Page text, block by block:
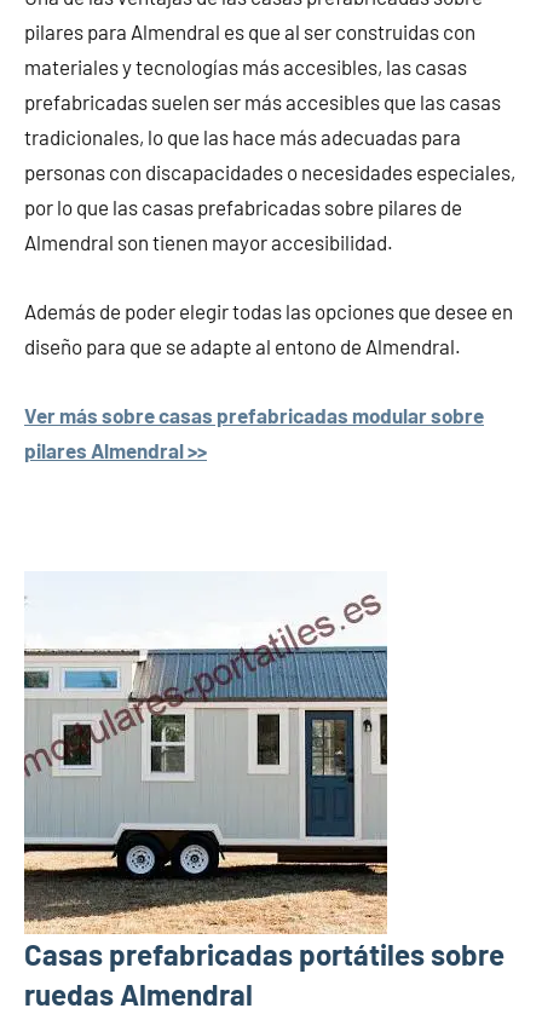
pilares para Almendral es que al ser construidas con
materiales y tecnologías más accesibles, las casas
prefabricadas suelen ser más accesibles que las casas
tradicionales, lo que las hace más adecuadas para
personas con discapacidades o necesidades especiales,
por lo que las casas prefabricadas sobre pilares de
Almendral son tienen mayor accesibilidad.
Además de poder elegir todas las opciones que desee en
diseño para que se adapte al entono de Almendral.
Ver más sobre casas prefabricadas modular sobre
pilares Almendral >>
Casas prefabricadas portátiles sobre
ruedas Almendral